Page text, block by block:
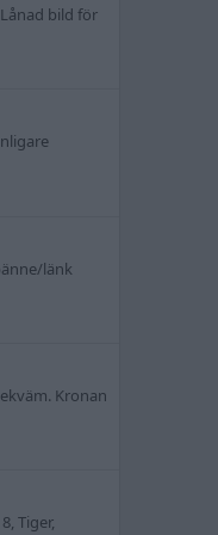
bild för
länk
Kronan
Tiger,